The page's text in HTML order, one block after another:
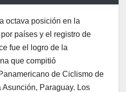
octava posición en la
países y el registro de
fue el logro de la
que compitió
de Ciclismo de
Paraguay. Los